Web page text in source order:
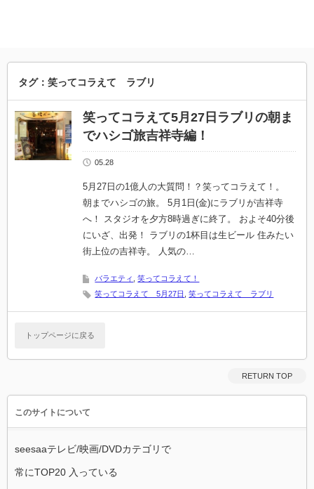
タグ：笑ってコラえて ラブリ
笑ってコラえて5月27日ラブリの朝ま
でハシゴ旅吉祥寺編！
05.28
5月27日の1億人の大質問！？笑ってコラえて！。
朝までハシゴの旅。 5月1日(金)にラブリが吉祥寺
へ！ スタジオを夕方8時過ぎに終了。 およそ40分後
にいざ、出発！ ラブリの1杯目は生ビール 住みたい
街上位の吉祥寺。 人気の…
バラエティ ,笑ってコラえて！
笑ってコラえて 5月27日
,笑ってコラえて ラブリ
トップページに戻る
RETURN TOP
このサイトについて
seesaaテレビ/映画/DVDカテゴリで
常にTOP20 入っている